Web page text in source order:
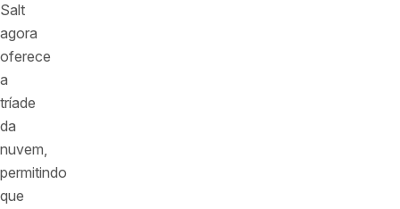
Salt
agora
oferece
a
tríade
da
nuvem,
permitindo
que